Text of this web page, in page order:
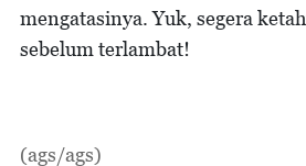
mengatasinya. Yuk, segera
sebelum terlambat!
(ags/ags)